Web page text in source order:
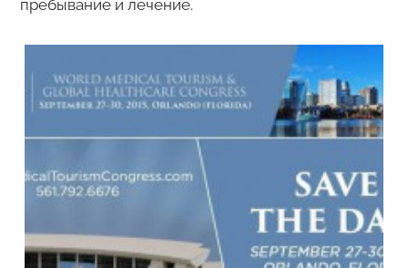
пребывание и лечение.